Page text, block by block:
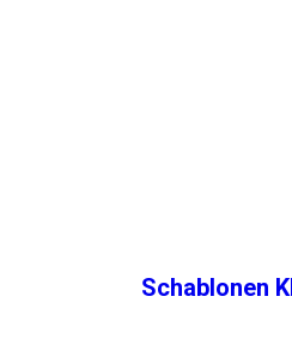
Schablonen